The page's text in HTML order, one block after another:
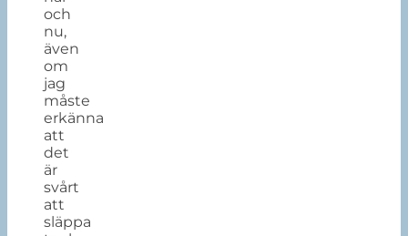
och
nu,
även
om
jag
måste
erkänna
att
det
är
svårt
att
släppa